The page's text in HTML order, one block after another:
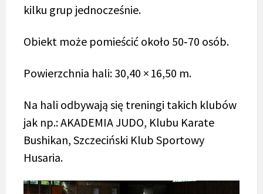
kilku grup jednocześnie.
Obiekt może pomieścić około 50‑70 osób.
Powierzchnia hali: 30,40 × 16,50 m.
Na hali odbywają się treningi takich klubów
jak np.: AKADEMIA JUDO, Klubu Karate
Bushikan, Szczeciński Klub Sportowy
Husaria.